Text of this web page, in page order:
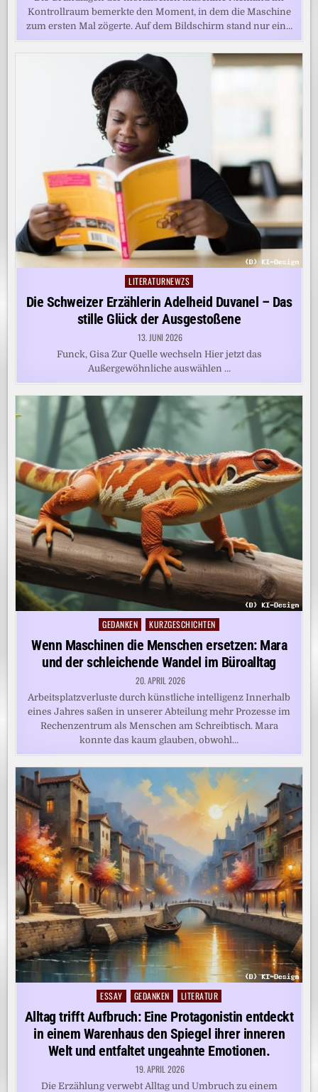
Kontrollraum bemerkte den Moment, in dem die Maschine
zum ersten Mal zögerte. Auf dem Bildschirm stand nur ein…
Posted
in
LITERATURNEWZS
Die Schweizer Erzählerin Adelheid Duvanel – Das
stille Glück der Ausgestoßene
13. JUNI 2026
Funck, Gisa Zur Quelle wechseln Hier jetzt das
Außergewöhnliche auswählen …
Posted
in
GEDANKEN KURZGESCHICHTEN
Wenn Maschinen die Menschen ersetzen: Mara
und der schleichende Wandel im Büroalltag
20. APRIL 2026
Arbeitsplatzverluste durch künstliche intelligenz Innerhalb
eines Jahres saßen in unserer Abteilung mehr Prozesse im
Rechenzentrum als Menschen am Schreibtisch. Mara
konnte das kaum glauben, obwohl…
Posted
in
ESSAY GEDANKEN LITERATUR
Alltag trifft Aufbruch: Eine Protagonistin entdeckt
in einem Warenhaus den Spiegel ihrer inneren
Welt und entfaltet ungeahnte Emotionen.
19. APRIL 2026
Die Erzählung verwebt Alltag und Umbruch zu einem